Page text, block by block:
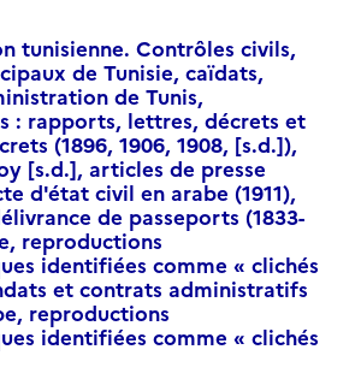
tunisienne. Contrôles civils,
de Tunisie, caïdats,
de Tunis,
: rapports, lettres, décrets et
(1896, 1906, 1908, [s.d.]),
[s.d.], articles de presse
d'état civil en arabe (1911),
de passeports (1833-
reproductions
identifiées comme « clichés
et contrats administratifs
reproductions
identifiées comme « clichés